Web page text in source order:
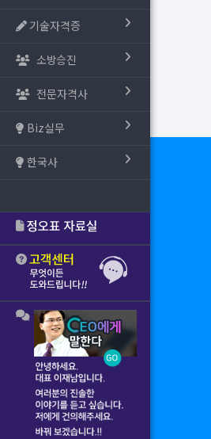
기술자격증
소방승진
전문자격사
Biz실무
한국사